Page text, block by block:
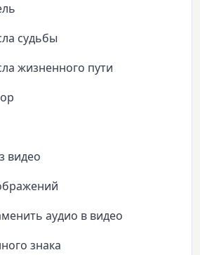
судьбы
жизненного пути
видео
аудио в видео
знака